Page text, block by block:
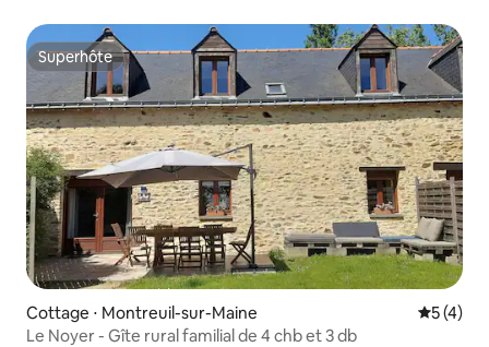
Superhôte
Superhôte
Cottage ⋅ Montreuil-sur-Maine
5 (4)
Le Noyer - Gîte rural familial de 4 chb et 3 db